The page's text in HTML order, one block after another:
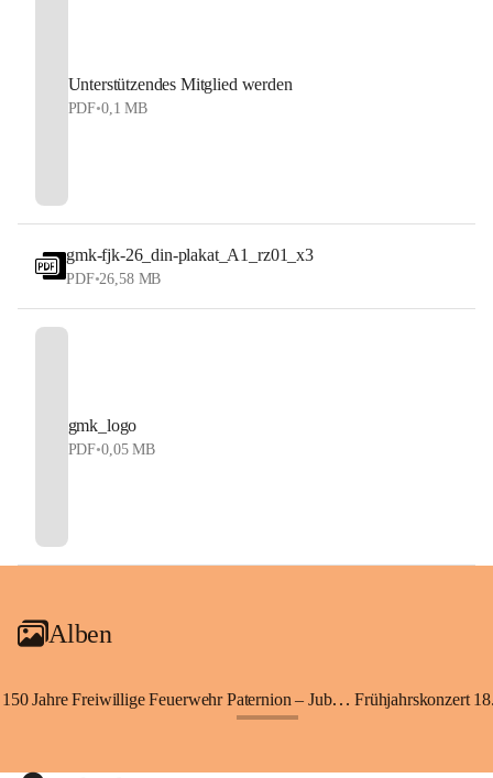
Unterstützendes Mitglied werden
PDF•0,1 MB
gmk-fjk-26_din-plakat_A1_rz01_x3
PDF•26,58 MB
gmk_logo
PDF•0,05 MB
Alben
150 Jahre Freiwillige Feuerwehr Paternion – Jubiläumsfest Frühjahrskonzert